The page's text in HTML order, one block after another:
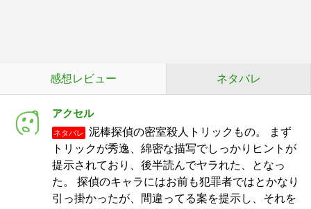
感想レビュー ネタバレ
アクセル
ネタバレ
泥棒探偵の密室殺人トリックもの。 まず
トリックが秀逸、綿密な描写でしっかりヒントが
提示されており、後半読んでヤラれた、となっ
た。 探偵のキャラにはお前も犯罪者ではとかなり
引っ掛かったが、間違ってる案を提示し、それを